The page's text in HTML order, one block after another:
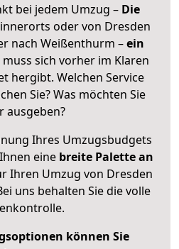
bei jedem Umzug – Die
oder von Dresden
nach Weißenthurm –ein
muss sich vorher im Klaren
hergibt. Welchen Service
Sie? Was möchten Sie
ausgeben?
Ihres Umzugsbudgets
eine breite Palette an
Ihren Umzug von Dresden
uns behalten Sie die volle
können Sie